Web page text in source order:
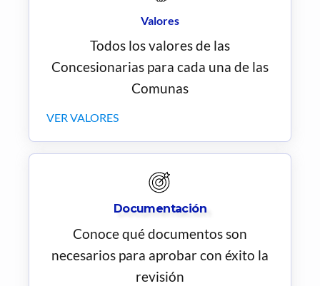
Valores
Todos los valores de las
Concesionarias para cada una de las
Comunas
VER VALORES
Documentación
Conoce qué documentos son
necesarios para aprobar con éxito la
revisión